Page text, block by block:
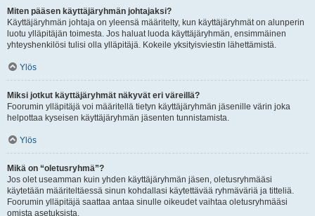
Miten pääsen käyttäjäryhmän johtajaksi?
Käyttäjäryhmän johtaja on yleensä määritelty, kun käyttäjäryhmät on alunperin
luotu ylläpitäjän toimesta. Jos haluat luoda käyttäjäryhmän, ensimmäinen
yhteyshenkilösi tulisi olla ylläpitäjä. Kokeile yksityisviestin lähettämistä.
Ylös
Miksi jotkut käyttäjäryhmät näkyvät eri väreillä?
Foorumin ylläpitäjä voi määritellä tietyn käyttäjäryhmän jäsenille värin joka
helpottaa kyseisen käyttäjäryhmän jäsenten tunnistamista.
Ylös
Mikä on “oletusryhmä”?
Jos olet useamman kuin yhden käyttäjäryhmän jäsen, oletusryhmääsi
käytetään määriteltäessä sinun kohdallasi käytettävää ryhmäväriä ja titteliä.
Foorumin ylläpitäjä saattaa antaa sinulle oikeudet vaihtaa oletusryhmääsi
omista asetuksista.